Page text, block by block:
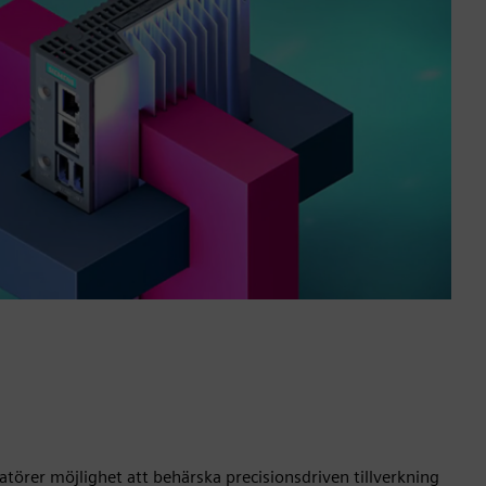
möjlighet att behärska precisionsdriven tillverkning